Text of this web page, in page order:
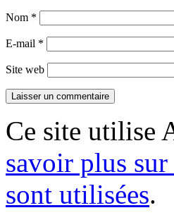
Nom *
E-mail *
Site web
Ce site utilise
savoir plus sur
sont utilisées.